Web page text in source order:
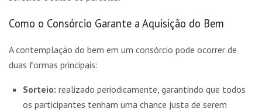
Como o Consórcio Garante a Aquisição do Bem
A contemplação do bem em um consórcio pode ocorrer de
duas formas principais:
Sorteio: realizado periodicamente, garantindo que todos
os participantes tenham uma chance justa de serem